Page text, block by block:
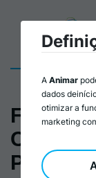
A Animar
dados
otimizar a
marketing